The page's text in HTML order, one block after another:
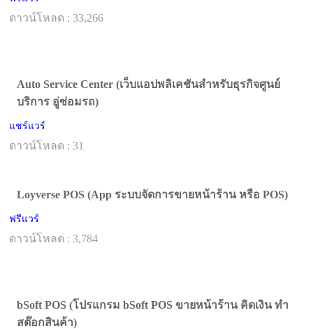
ดาวน์โหลด : 33,266
Auto Service Center (เว็บแอปพลิเคชันสำหรับธุรกิจศูนย์
บริการ อู่ซ่อมรถ)
แชร์แวร์
ดาวน์โหลด : 31
Loyverse POS (App ระบบจัดการขายหน้าร้าน หรือ POS)
ฟรีแวร์
ดาวน์โหลด : 3,784
bSoft POS (โปรแกรม bSoft POS ขายหน้าร้าน คิดเงิน ทำ
สต๊อกสินค้า)